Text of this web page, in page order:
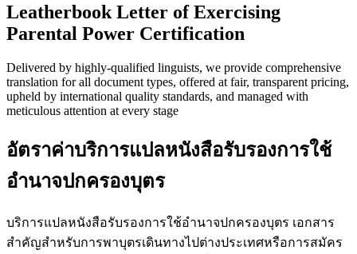
Leatherbook Letter of Exercising
Parental Power Certification
Delivered by highly-qualified linguists, we provide comprehensive
translation for all document types, offered at fair, transparent pricing,
upheld by international quality standards, and managed with
meticulous attention at every stage
อัตราค่าบริการแปลหนังสือรับรองการใช้
อำนาจปกครองบุตร
บริการแปลหนังสือรับรองการใช้อำนาจปกครองบุตร เอกสาร
สำคัญสำหรับการพาบุตรเดินทางไปต่างประเทศหรือการสมัคร